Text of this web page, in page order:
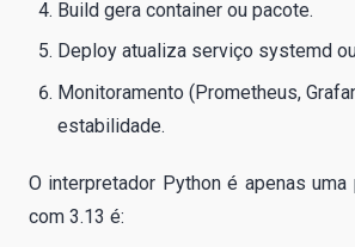
Build gera container ou pacote.
Deploy atualiza serviço systemd
Monitoramento (Prometheus,
estabilidade.
O interpretador Python é apenas uma
com 3.13 é: